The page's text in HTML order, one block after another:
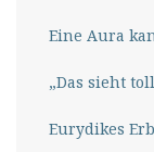
Eine Aura
„Das sieht
Eurydikes